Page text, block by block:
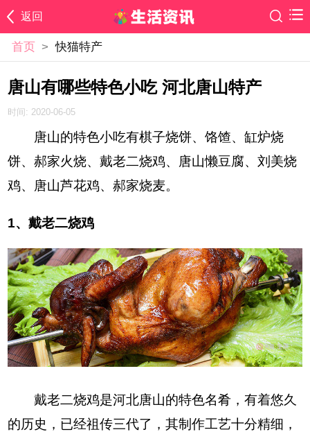
返回
首页 > 快猫特产
唐山有哪些特色小吃 河北唐山特产
时间: 2020-06-05
唐山的特色小吃有棋子烧饼、饹馇、缸炉烧
饼、郝家火烧、戴老二烧鸡、唐山懒豆腐、刘美烧
鸡、唐山芦花鸡、郝家烧麦。
1、戴老二烧鸡
戴老二烧鸡是河北唐山的特色名肴，有着悠久
的历史，已经祖传三代了，其制作工艺十分精细，